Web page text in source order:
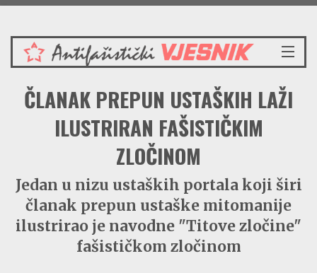
Nedjelja 9.8.2026.
VIJESTI
REDAKCIJSKI KOMENTAR
VJESNIKOV KALENDAR
PRENOSIMO
SPOMENICI
BORBENA BIBLIOTEKA
NAŠE PJESME
ČLANAK PREPUN USTAŠKIH LAŽI
ILUSTRIRAN FAŠISTIČKIM
ZLOČINOM
Jedan u nizu ustaških portala koji širi
članak prepun ustaške mitomanije
ilustrirao je navodne "Titove zločine"
fašističkom zločinom